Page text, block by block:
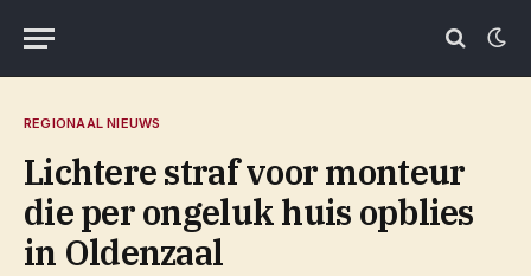
REGIONAAL NIEUWS
Lichtere straf voor monteur
die per ongeluk huis opblies
in Oldenzaal